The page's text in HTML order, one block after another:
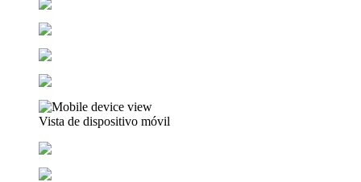
Vista de dispositivo móvil